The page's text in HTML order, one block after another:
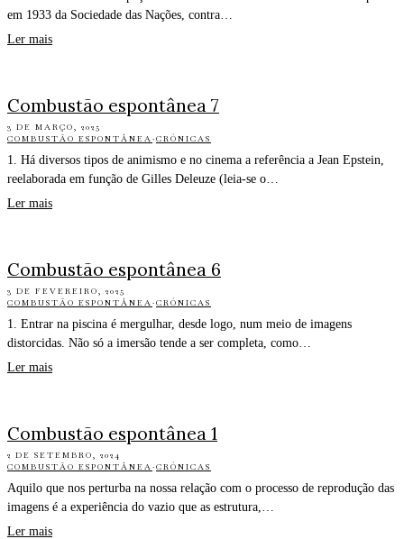
em 1933 da Sociedade das Nações, contra…
Ler mais
Combustão espontânea 7
3 DE MARÇO, 2025
COMBUSTÃO ESPONTÂNEA·CRÓNICAS
1. Há diversos tipos de animismo e no cinema a referência a Jean Epstein,
reelaborada em função de Gilles Deleuze (leia-se o…
Ler mais
Combustão espontânea 6
3 DE FEVEREIRO, 2025
COMBUSTÃO ESPONTÂNEA·CRÓNICAS
1. Entrar na piscina é mergulhar, desde logo, num meio de imagens
distorcidas. Não só a imersão tende a ser completa, como…
Ler mais
Combustão espontânea 1
2 DE SETEMBRO, 2024
COMBUSTÃO ESPONTÂNEA·CRÓNICAS
Aquilo que nos perturba na nossa relação com o processo de reprodução das
imagens é a experiência do vazio que as estrutura,…
Ler mais